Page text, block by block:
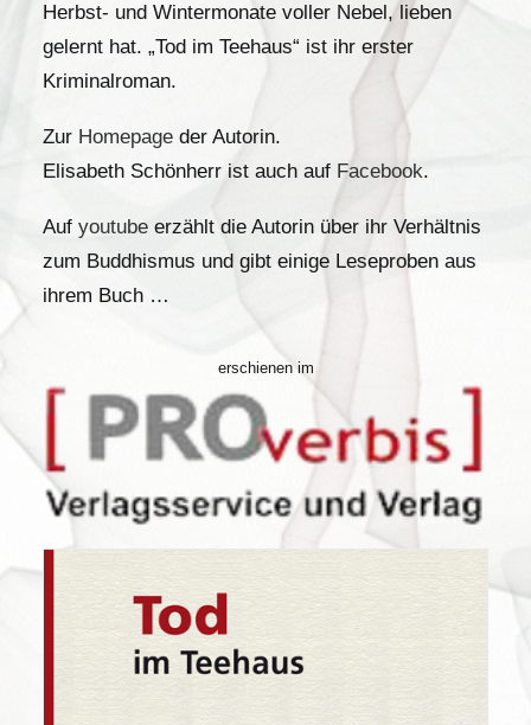
Herbst- und Wintermonate voller Nebel, lieben
gelernt hat. „Tod im Teehaus“ ist ihr erster
Kriminalroman.
Zur Homepage der Autorin.
Elisabeth Schönherr ist auch auf Facebook.
Auf youtube erzählt die Autorin über ihr Verhältnis
zum Buddhismus und gibt einige Leseproben aus
ihrem Buch …
erschienen im